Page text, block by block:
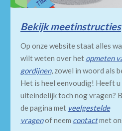
Bekijk meetinstructies
Op onze website staat alles
wilt weten over het opmeten
gordijnen, zowel in woord als
Het is heel eenvoudig! Heeft u
uiteindelijk toch nog vragen?
de pagina met veelgestelde
vragenof neem contactmet